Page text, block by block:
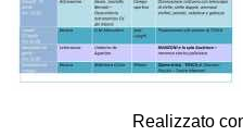
Realizzato